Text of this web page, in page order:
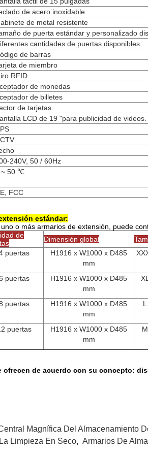
de acero inoxidable
de metal resistente
de puerta estándar y personalizado
cantidades de puertas disponibles.
de barras
de miembro
RFID
de monedas
de billetes
de tarjetas
LCD de 19 "para publicidad de videos.
240V, 50 / 60Hz
~ 50 ℃
FCC
estándar:
o más armarios de extensión, puede
de
Dimensión global
puertas
H1916 x W1000 x D485
mm
puertas
H1916 x W1000 x D485
mm
puertas
H1916 x W1000 x D485
mm
puertas
H1916 x W1000 x D485
mm
de acuerdo con su concepto:
Magnífica Del Almacenamiento
Limpieza En Seco, Armarios De